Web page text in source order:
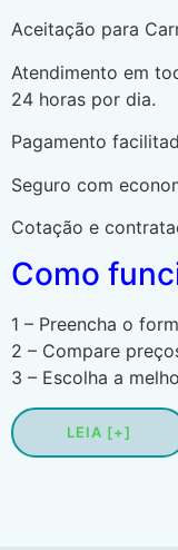
Aceitação para
Atendimento em
24 horas por dia.
Pagamento
Seguro com
Cotação e
Como
1 – Preencha o
2 – Compare
3 – Escolha a
LEIA [+]